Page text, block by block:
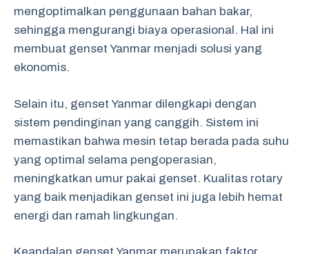
mengoptimalkan penggunaan bahan bakar,
sehingga mengurangi biaya operasional. Hal ini
membuat genset Yanmar menjadi solusi yang
ekonomis.
Selain itu, genset Yanmar dilengkapi dengan
sistem pendinginan yang canggih. Sistem ini
memastikan bahwa mesin tetap berada pada suhu
yang optimal selama pengoperasian,
meningkatkan umur pakai genset. Kualitas rotary
yang baik menjadikan genset ini juga lebih hemat
energi dan ramah lingkungan.